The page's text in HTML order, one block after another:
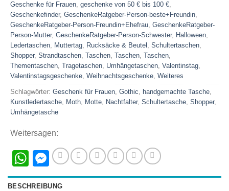
Geschenke für Frauen, geschenke von 50 € bis 100 €,
Geschenkefinder, GeschenkeRatgeber-Person-beste+Freundin,
GeschenkeRatgeber-Person-Freundin+Ehefrau, GeschenkeRatgeber-
Person-Mutter, GeschenkeRatgeber-Person-Schwester, Halloween,
Ledertaschen, Muttertag, Rucksäcke & Beutel , Schultertaschen,
Shopper, Strandtaschen, Taschen, Taschen, Taschen,
Thementaschen, Tragetaschen, Umhängetaschen, Valentinstag,
Valentinstagsgeschenke, Weihnachtsgeschenke, Weiteres
Schlagwörter: Geschenk für Frauen, Gothic, handgemachte Tasche,
Kunstledertasche, Moth, Motte, Nachtfalter, Schultertasche, Shopper,
Umhängetasche
Weitersagen:
WhatsApp
Messenger
BESCHREIBUNG